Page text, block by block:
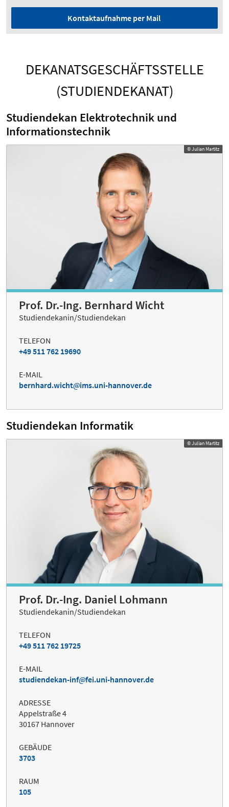
Kontaktaufnahme per Mail
DEKANATSGESCHÄFTSSTELLE
(STUDIENDEKANAT)
Studiendekan Elektrotechnik und
Informationstechnik
© Julian Martitz
Prof. Dr.-Ing. Bernhard Wicht
Studiendekanin/Studiendekan
TELEFON
+49 511 762 19690
E-MAIL
bernhard.wicht
ims.uni-hannover.de
Studiendekan Informatik
© Julian Martitz
Prof. Dr.-Ing. Daniel Lohmann
Studiendekanin/Studiendekan
TELEFON
+49 511 762 19725
E-MAIL
studiendekan-inf
fei.uni-hannover.de
ADRESSE
Appelstraße 4
30167 Hannover
GEBÄUDE
3703
RAUM
105